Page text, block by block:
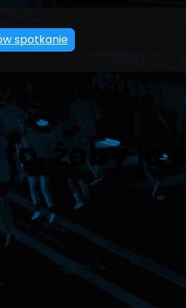
spotkanie
żeby je